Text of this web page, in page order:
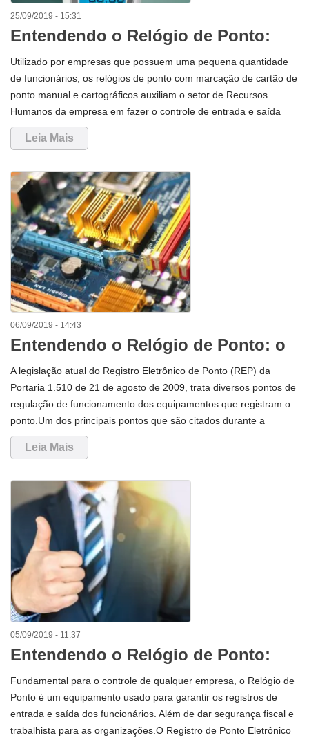
25/09/2019 - 15:31
Entendendo o Relógio de Ponto:
Relógios Cartográficos
Utilizado por empresas que possuem uma pequena quantidade
de funcionários, os relógios de ponto com marcação de cartão de
ponto manual e cartográficos auxiliam o setor de Recursos
Humanos da empresa em fazer o controle de entrada e saída
dos funcionários. É eficiente para empresas que não utilizam os
Relógios Eletrônicos de Ponto (REP) e que possuem pouca
Cartográficos costumam serem mais baratos que os
convencionais com leitor biométrico.
Leia Mais
06/09/2019 - 14:43
Entendendo o Relógio de Ponto: o
que a Portaria 1.510 fala sobre
memória?
A legislação atual do Registro Eletrônico de Ponto (REP) da
Portaria 1.510 de 21 de agosto de 2009, trata diversos pontos de
regulação de funcionamento dos equipamentos que registram o
ponto.Um dos principais pontos que são citados durante a
normativa da lei é como deve ser produzida e mantida a Memória
de Registro de Ponto (MRP). Ao todo, três artigos abordam o
primeiro artigo da Portaria 1.510 que fala da memória dos
relógios é o quart
Leia Mais
05/09/2019 - 11:37
Entendendo o Relógio de Ponto:
qual a finalidade do REP?
Fundamental para o controle de qualquer empresa, o Relógio de
Ponto é um equipamento usado para garantir os registros de
entrada e saída dos funcionários. Além de dar segurança fiscal e
trabalhista para as organizações.O Registro de Ponto Eletrônico